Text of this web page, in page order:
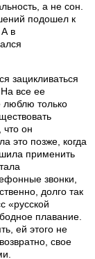
а не сон.
подошел к
А в
зацикливаться
все ее
люблю только
он
это позже, когда
применить
звонки,
долго так
«русской
плавание.
ей этого не
свое